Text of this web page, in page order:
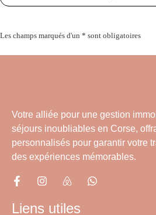
Four
Les champs marqués d'un * sont obligatoires
Votre alliée pour une gestion
séjours inoubliables en Corse,
personnalisés pour garantir votre
des expériences mémorables.
Liens utiles